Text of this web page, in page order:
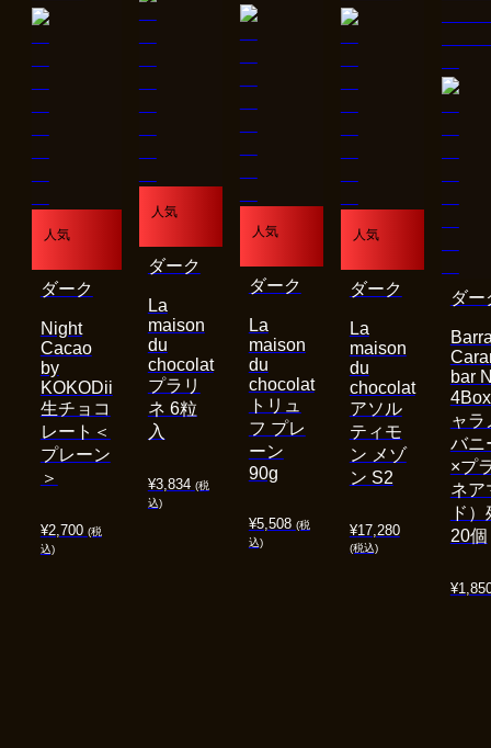
人気
¥2,700 (税
込)
Night
Cacao
by
KOKODii
生チョコ
レート＜
プレーン
＞
ダーク
人気
¥3,834 (税
込)
La
maison
du
chocolat
プラリ
ネ 6粒
入
ダーク
人気
¥5,508 (税
込)
La
maison
du
chocolat
トリュ
フ プレ
ーン
90g
ダーク
人気
¥17,280
(税込)
La
maison
du
chocolat
アソル
ティモ
ン メゾ
ン S2
ダーク
¥
bar
ャラ
バニ
×プ
ネア
ド
20個
ダー